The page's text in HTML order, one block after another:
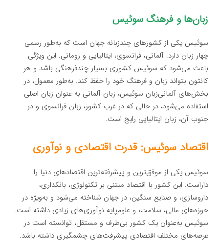
زبان‌ها و فرهنگ سوئیس
سوئیس یکی از کشورهای چندزبانه جهان است که به‌طور رسمی
چهار زبان دارد: آلمانی، فرانسوی، ایتالیایی و رومانی. این ویژگی
باعث می‌شود که سوئیس کشوری بسیار چندفرهنگی باشد و هر
کانتون بتواند زبان و فرهنگ خود را حفظ کند. به‌طور معمول، در
بخش‌های آلمانی‌زبان سوئیس، زبان آلمانی به عنوان زبان اصلی
استفاده می‌شود، در حالی که در غرب کشور، زبان فرانسوی و در
جنوب آن، زبان ایتالیایی رایج است.
اقتصاد سوئیس: قدرت اقتصادی و نوآوری
سوئیس یکی از موفق‌ترین و پیشرفته‌ترین اقتصادهای دنیا را
داراست. این کشور با اقتصاد مبتنی بر تکنولوژی، بانکداری،
داروسازی، و صنایع سنگین، در جهان شناخته می‌شود و به‌ویژه در
حوزه‌های مالی، سلامت، و علوم‌پایه نوآوری‌های زیادی داشته است.
سوئیس به‌عنوان یک کشور بی‌طرف و مستقل، توانسته است در
عرصه‌های مختلف اقتصادی پیشرفت‌های چشمگیری داشته باشد.